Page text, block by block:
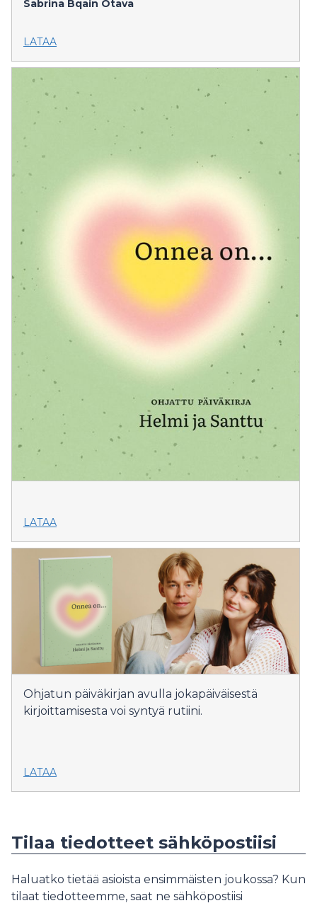
Sabrina Bqain Otava
LATAA
LATAA
Ohjatun päiväkirjan avulla jokapäiväisestä
kirjoittamisesta voi syntyä rutiini.
LATAA
Tilaa tiedotteet sähköpostiisi
Haluatko tietää asioista ensimmäisten joukossa? Kun
tilaat tiedotteemme, saat ne sähköpostiisi